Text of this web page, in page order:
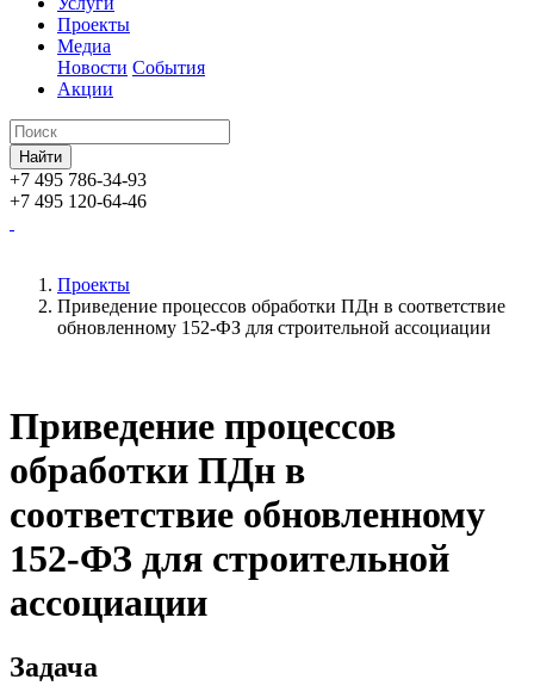
Проекты
Медиа
Новости События
Акции
+7 495 786-34-93
+7 495 120-64-46
Проекты
Приведение процессов обработки ПДн в соответствие
обновленному 152-ФЗ для строительной ассоциации
Приведение процессов
обработки ПДн в
соответствие обновленному
152-ФЗ для строительной
ассоциации
Задача